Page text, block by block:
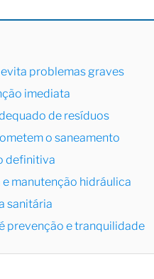
problemas graves
imediata
de resíduos
o saneamento
definitiva
manutenção hidráulica
sanitária
prevenção e tranquilidade